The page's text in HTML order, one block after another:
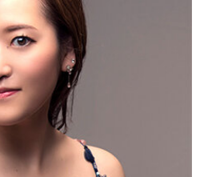
HOME
入試・受験生向け